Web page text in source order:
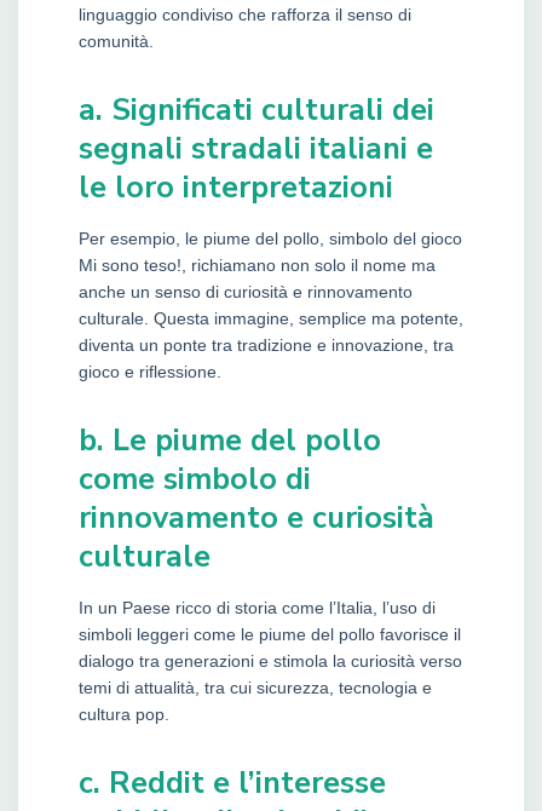
linguaggio condiviso che rafforza il senso di
comunità.
a. Significati culturali dei
segnali stradali italiani e
le loro interpretazioni
Per esempio, le piume del pollo, simbolo del gioco
Mi sono teso!, richiamano non solo il nome ma
anche un senso di curiosità e rinnovamento
culturale. Questa immagine, semplice ma potente,
diventa un ponte tra tradizione e innovazione, tra
gioco e riflessione.
b. Le piume del pollo
come simbolo di
rinnovamento e curiosità
culturale
In un Paese ricco di storia come l’Italia, l’uso di
simboli leggeri come le piume del pollo favorisce il
dialogo tra generazioni e stimola la curiosità verso
temi di attualità, tra cui sicurezza, tecnologia e
cultura pop.
c. Reddit e l’interesse